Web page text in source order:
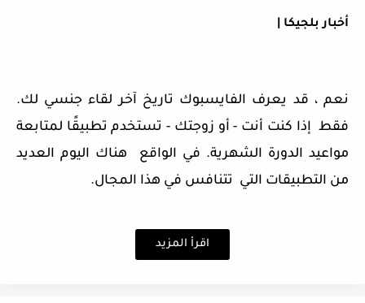
أخبار بلجيكا |
نعم ، قد يعرف الفايسبوك تاريخ آخر لقاء جنسي لك.
فقط إذا كنت أنت - أو زوجتك - تستخدم تطبيقًا لمتابعة
مواعيد الدورة الشهرية. في الواقع هناك اليوم العديد
من التطبيقات التي تتنافس في هذا المجال.
اقرأ المزيد